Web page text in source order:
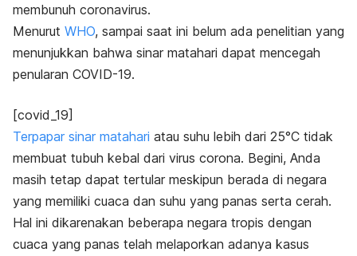
membunuh coronavirus.
Menurut WHO, sampai saat ini belum ada penelitian yang
menunjukkan bahwa sinar matahari dapat mencegah
penularan COVID-19.
[covid_19]
Terpapar sinar matahari atau suhu lebih dari 25°C tidak
membuat tubuh kebal dari virus corona. Begini, Anda
masih tetap dapat tertular meskipun berada di negara
yang memiliki cuaca dan suhu yang panas serta cerah.
Hal ini dikarenakan beberapa negara tropis dengan
cuaca yang panas telah melaporkan adanya kasus